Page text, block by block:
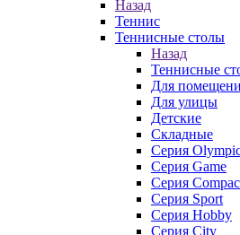
Назад
Теннис
Теннисные столы
Назад
Теннисные
Для
Для улицы
Детские
Складные
Серия
Серия Game
Серия
Серия Sport
Серия Hobby
Серия City